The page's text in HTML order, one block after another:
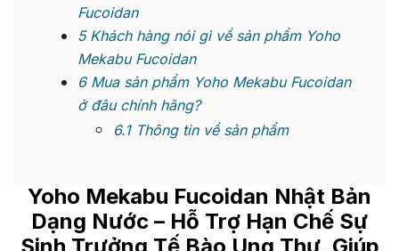
Fucoidan
5Khách hàng nói gì về sản phẩm Yoho
Mekabu Fucoidan
6Mua sản phẩm Yoho Mekabu Fucoidan
ở đâu chính hãng?
6.1Thông tin về sản phẩm
Yoho Mekabu Fucoidan Nhật Bản
Dạng Nước – Hỗ Trợ Hạn Chế Sự